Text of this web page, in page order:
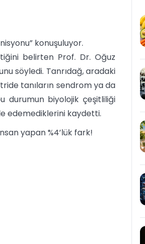
konuşuluyor.
belirten Prof. Dr. Oğuz
söyledi. Tanrıdağ, aradaki
tanıların sendrom ya da
durumun biyolojik çeşitliliği
edemediklerini kaydetti.